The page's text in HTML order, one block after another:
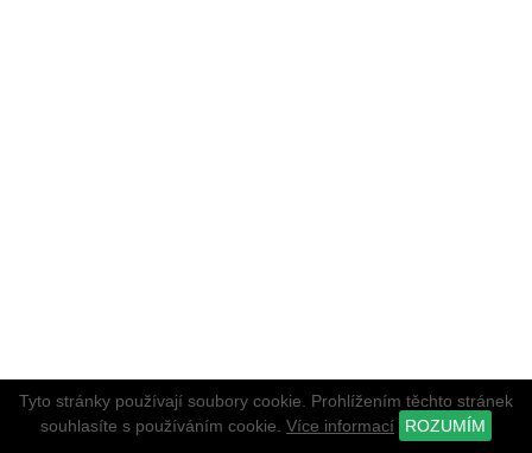
Tyto stránky používají soubory cookie. Prohlížením těchto stránek
souhlasíte s používáním cookie. Více informací ROZUMÍM